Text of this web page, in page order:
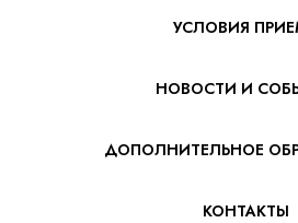
УСЛОВИЯ
НОВОСТИ И
ДОПОЛНИТЕЛЬНОЕ
КОНТАКТЫ